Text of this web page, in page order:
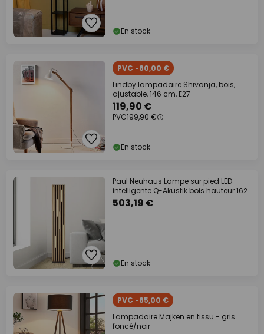
En stock
PVC -80,00 €
Lindby lampadaire Shivanja, bois,
ajustable, 146 cm, E27
119,90 €
PVC199,90 €
En stock
Paul Neuhaus Lampe sur pied LED
intelligente Q-Akustik bois hauteur 162
cm
503,19 €
En stock
PVC -85,00 €
Lampadaire Majken en tissu - gris
foncé/noir